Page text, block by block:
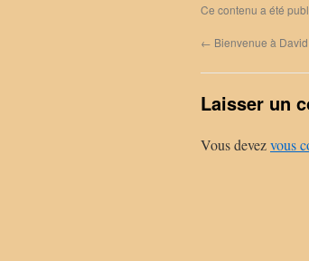
Ce contenu a été
← Bienvenue à
Laisser un
Vous devezvous